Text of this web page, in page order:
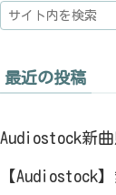
最近の投稿
Audiostock新
【Audiostock